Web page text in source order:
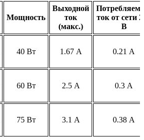
Мощность
Выходной
ток
(макс.)
ток от сети
В
40 Вт 1.67 А 0.21 А
60 Вт 2.5 А 0.3 А
75 Вт 3.1 А 0.38 А